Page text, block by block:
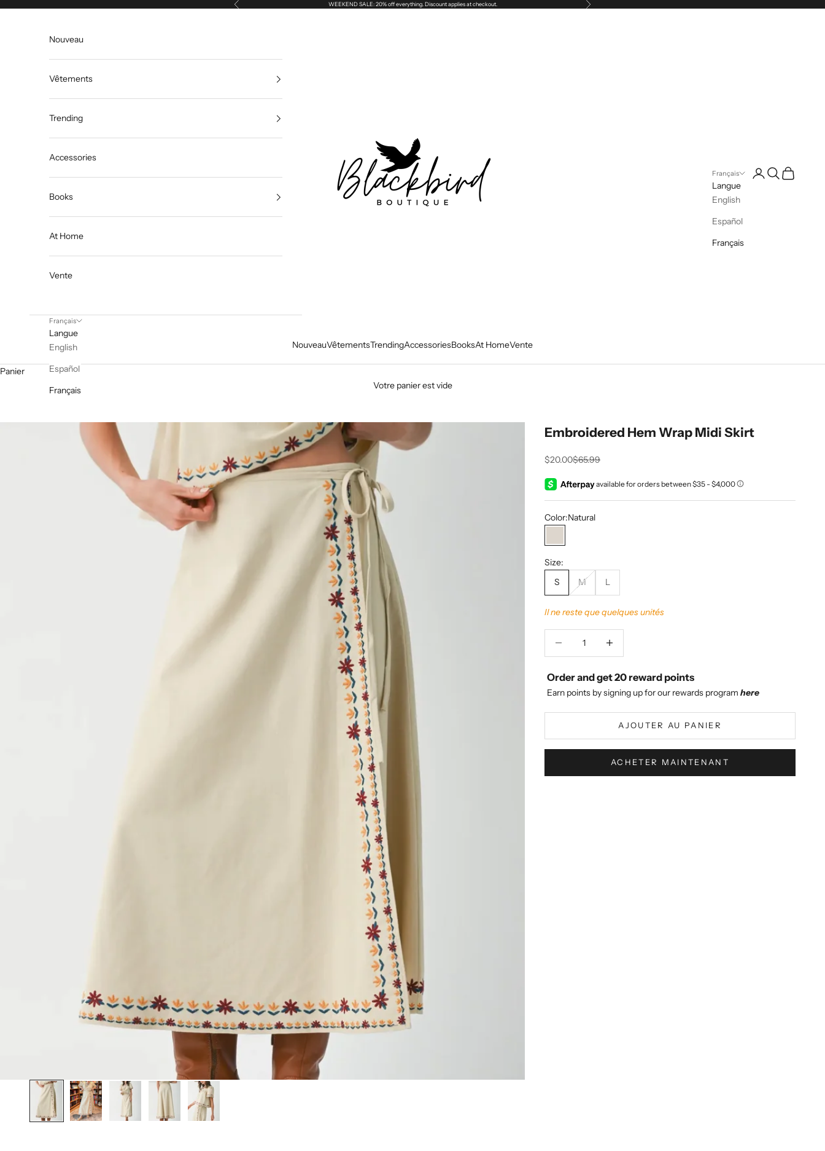
Passer au contenu Précédent WEEKEND SALE: 20% off everything. Discount applies at checkout. Suivant
Blackbird Boutique
NouveauVêtementsTrendingAccessoriesBooksAt HomeVente
Français
Langue
English
Español
Français
Connexion
Recherche
Panier
Nouveau
Vêtements
Trending
Accessories
Books
At Home
Vente
Français
Langue
English
Español
Français
Panier
Votre panier est vide
Embroidered Hem Wrap Midi Skirt
Prix de vente
$20.00Prix normal
$65.99
Color:Natural
Natural
Size:
S
M L
Il ne reste que quelques unités
Order and get20 reward points
Earn points by signing up for our rewards programhere
AJOUTER AU PANIER
ACHETER MAINTENANT